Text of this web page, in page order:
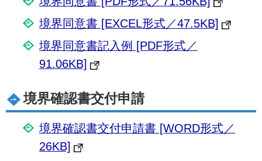
境界同意書 [EXCEL形式／47.5KB]
境界同意書記入例 [PDF形式／
91.06KB]
境界確認書交付申請
境界確認書交付申請書 [WORD形式／
26KB]